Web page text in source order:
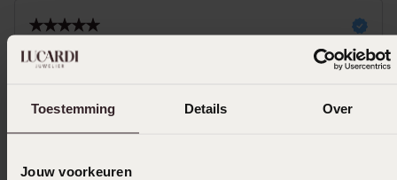
Toestemming Details Over
Jouw voorkeuren
05-03-2026 - Nancy V.